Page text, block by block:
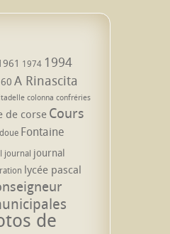
1974 1994
A Rinascita
colonna confréries
de corse Cours
Fontaine
journal journal
lycée pascal
de